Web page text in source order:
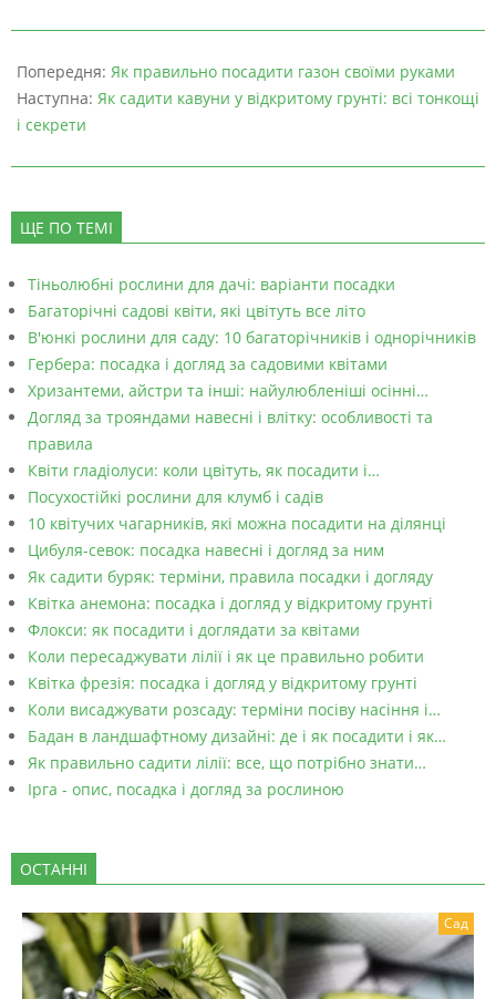
Попередня: Як правильно посадити газон своїми руками
Наступна: Як садити кавуни у відкритому грунті: всі тонкощі
і секрети
ЩЕ ПО ТЕМІ
Тіньолюбні рослини для дачі: варіанти посадки
Багаторічні садові квіти, які цвітуть все літо
В'юнкі рослини для саду: 10 багаторічників і однорічників
Гербера: посадка і догляд за садовими квітами
Хризантеми, айстри та інші: найулюбленіші осінні…
Догляд за трояндами навесні і влітку: особливості та
правила
Квіти гладіолуси: коли цвітуть, як посадити і…
Посухостійкі рослини для клумб і садів
10 квітучих чагарників, які можна посадити на ділянці
Цибуля-севок: посадка навесні і догляд за ним
Як садити буряк: терміни, правила посадки і догляду
Квітка анемона: посадка і догляд у відкритому грунті
Флокси: як посадити і доглядати за квітами
Коли пересаджувати лілії і як це правильно робити
Квітка фрезія: посадка і догляд у відкритому грунті
Коли висаджувати розсаду: терміни посіву насіння і…
Бадан в ландшафтному дизайні: де і як посадити і як…
Як правильно садити лілії: все, що потрібно знати…
Ірга - опис, посадка і догляд за рослиною
ОСТАННІ
Сад